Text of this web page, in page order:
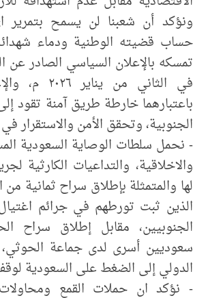
ونؤكد أن شعبنا لن يسمح بتمرير
حساب قضيته الوطنية ودماء
تمسكه بالإعلان السياسي الصادر عن
في الثاني من
باعتبارهما خارطة طريق آمنة تقود
الجنوبية، وتحقق الأمن والاستقرار
- نحمل سلطات الوصاية السعودية
والاخلاقية، والتداعيات الكارثية
لها والمتمثلة بإطلاق سراح ثمانية من
الذين ثبت تورطهم في جرائم
الجنوبيين، مقابل إطلاق سراح
سعوديين أسرى لدى جماعة
الدولي إلى الضغط على السعودية
- نؤكد ان حملات القمع ومحاولات